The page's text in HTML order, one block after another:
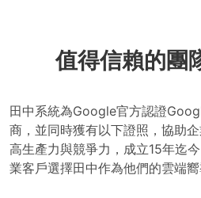
值得信賴的團
田中系統為Google官方認證
商，並同時獲有以下證照，協助
高生產力與競爭力，成立15年迄
業客戶選擇田中作為他們的雲端嚮